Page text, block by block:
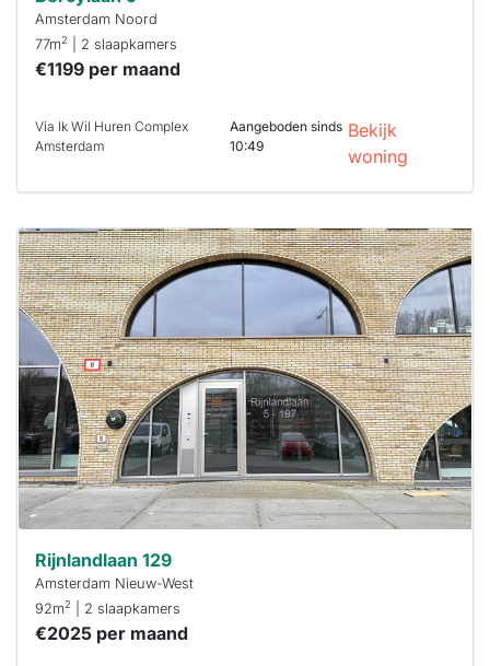
Amsterdam Noord
77m2 | 2 slaapkamers
€1199 per maand
Via Ik Wil Huren Complex
Amsterdam
Aangeboden sinds
10:49
Bekijk
woning
Deze woning
is
waarschijnlijk
al verhuurd
Om kans te
maken moet je
binnen 15
minuten
reageren.
Stekkies helpt
je hierbij!
Rijnlandlaan 129
Amsterdam Nieuw-West
92m2 | 2 slaapkamers
€2025 per maand